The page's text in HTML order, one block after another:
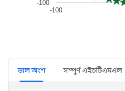
ভাল অংশ সম্পূর্ণ এইচটিএমএল